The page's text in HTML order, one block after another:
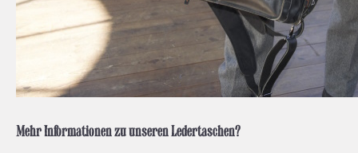
Mehr Informationen zu unseren Ledertaschen?